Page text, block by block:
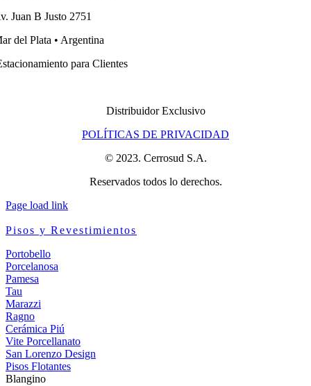
Juan B Justo 2751
del Plata • Argentina
para Clientes
Distribuidor Exclusivo
POLÍTICAS DE PRIVACIDAD
© 2023. Cerrosud S.A.
Reservados todos lo derechos.
Page load link
Pisos y Revestimientos
Portobello
Porcelanosa
Pamesa
Tau
Marazzi
Ragno
Cerámica Piú
Vite Porcellanato
San Lorenzo Design
Pisos Flotantes
Blangino